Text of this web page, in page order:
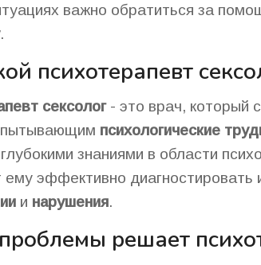
важно обратиться за
.
психотерапевт
сексолог- это врач, который
психологические
знаниями в области
ему эффективно диагностировать
и нарушения.
решает